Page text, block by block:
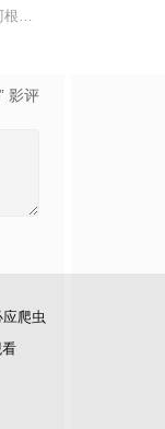
幻。救援副队长陈霖奉命
a廷造型师丽娜在瑞士
影评
应爬虫